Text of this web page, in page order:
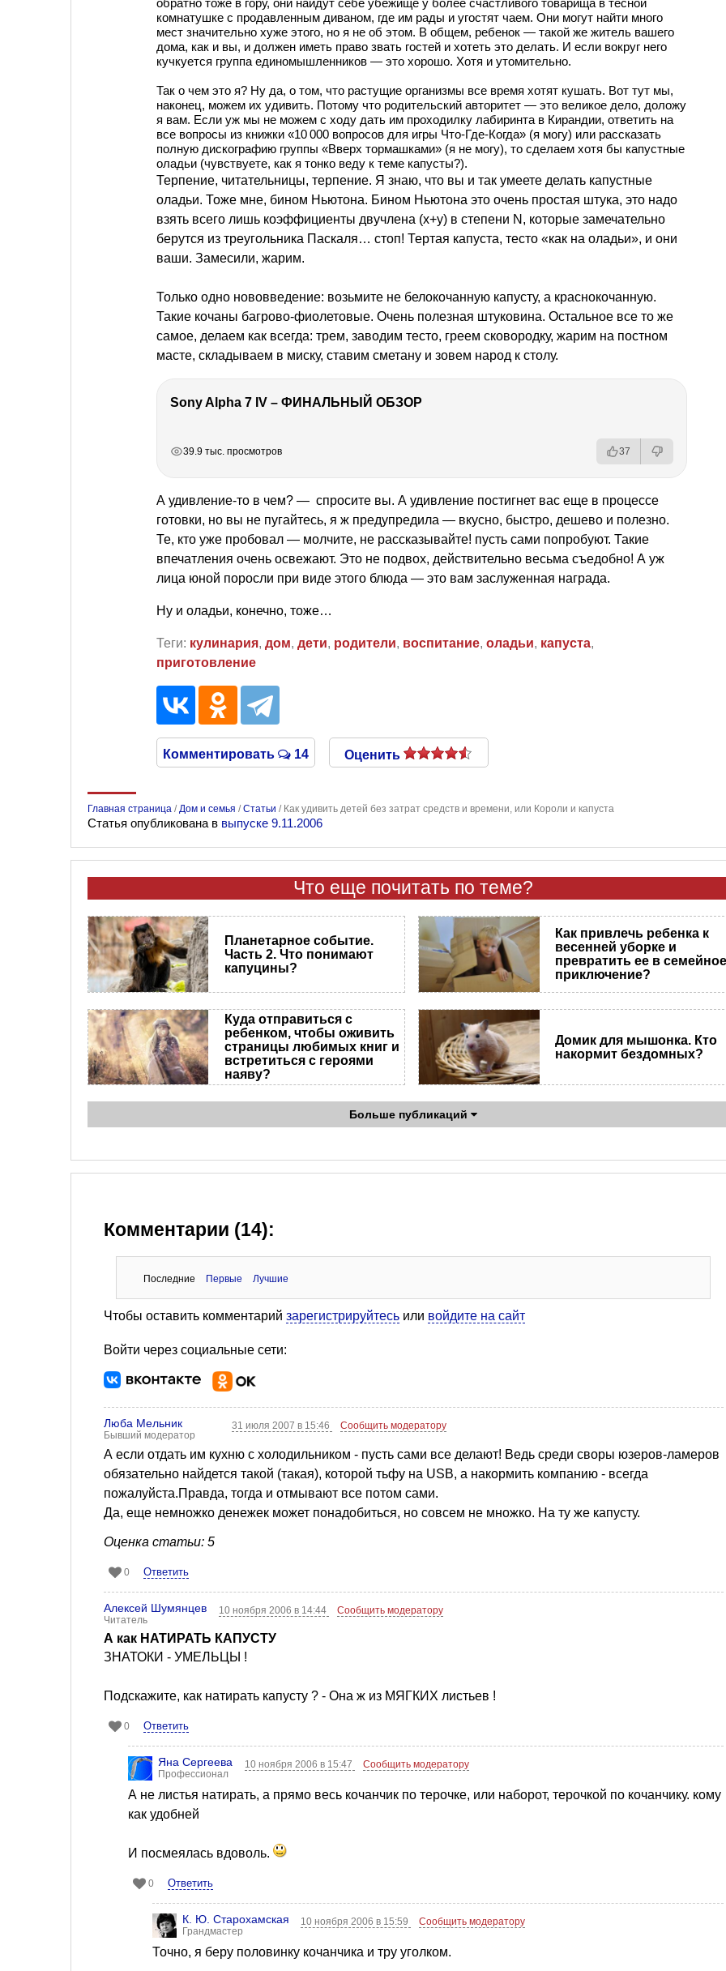
комнатушке с продавленным диваном, где им рады и угостят чаем. Они могут найти много
мест значительно хуже этого, но я не об этом. В общем, ребенок — такой же житель вашего
дома, как и вы, и должен иметь право звать гостей и хотеть это делать. И если вокруг него
кучкуется группа единомышленников — это хорошо. Хотя и утомительно.
Так о чем это я? Ну да, о том, что растущие организмы все время хотят кушать. Вот тут мы,
наконец, можем их удивить. Потому что родительский авторитет — это великое дело, доложу
я вам. Если уж мы не можем с ходу дать им проходилку лабиринта в Кирандии, ответить на
все вопросы из книжки «10 000 вопросов для игры Что-Где-Когда» (я могу) или рассказать
полную дискографию группы «Вверх тормашками» (я не могу), то сделаем хотя бы капустные
оладьи (чувствуете, как я тонко веду к теме капусты?).
Терпение, читательницы, терпение. Я знаю, что вы и так умеете делать капустные
оладьи. Тоже мне, бином Ньютона. Бином Ньютона это очень простая штука, это надо
взять всего лишь коэффициенты двучлена (х+у) в степени N, которые замечательно
берутся из треугольника Паскаля… стоп! Тертая капуста, тесто «как на оладьи», и они
ваши. Замесили, жарим.
Только одно нововведение: возьмите не белокочанную капусту, а краснокочанную.
Такие кочаны багрово-фиолетовые. Очень полезная штуковина. Остальное все то же
самое, делаем как всегда: трем, заводим тесто, греем сковородку, жарим на постном
масте, складываем в миску, ставим сметану и зовем народ к столу.
Sony Alpha 7 IV – ФИНАЛЬНЫЙ ОБЗОР
39.9 тыс. просмотров 37
А удивление-то в чем? — спросите вы. А удивление постигнет вас еще в процессе
готовки, но вы не пугайтесь, я ж предупредила — вкусно, быстро, дешево и полезно.
Те, кто уже пробовал — молчите, не рассказывайте! пусть сами попробуют. Такие
впечатления очень освежают. Это не подвох, действительно весьма съедобно! А уж
лица юной поросли при виде этого блюда — это вам заслуженная награда.
Ну и оладьи, конечно, тоже…
Теги: кулинария, дом, дети, родители, воспитание, оладьи, капуста,
приготовление
Комментировать 14 Оценить
Главная страница / Дом и семья /Статьи / Как удивить детей без затрат средств и времени, или Короли и капуста
Статья опубликована в выпуске 9.11.2006
Что еще почитать по теме?
Планетарное событие.
Часть 2. Что понимают
капуцины?
Как привлечь ребенка к
весенней уборке и
превратить ее в
приключение?
Куда отправиться с
ребенком, чтобы оживить
страницы любимых книг и
встретиться с героями
наяву?
Домик для мышонка. Кто
накормит бездомных?
Больше публикаций
Комментарии (14):
Последние Первые Лучшие
Чтобы оставить комментарий зарегистрируйтесь или войдите на сайт
Войти через социальные сети:
Люба Мельник
Бывший модератор
31 июля 2007 в 15:46 Сообщить модератору
А если отдать им кухню с холодильником - пусть сами все делают! Ведь среди своры юзеров-ламеров
обязательно найдется такой (такая), которой тьфу на USB, а накормить компанию - всегда
пожалуйста.Правда, тогда и отмывают все потом сами.
Да, еще немножко денежек может понадобиться, но совсем не множко. На ту же капусту.
Оценка статьи: 5
0 Ответить
Алексей Шумянцев
Читатель
10 ноября 2006 в 14:44 Сообщить модератору
А как НАТИРАТЬ КАПУСТУ
ЗНАТОКИ - УМЕЛЬЦЫ !
Подскажите, как натирать капусту ? - Она ж из МЯГКИХ листьев !
0 Ответить
Яна Сергеева
Профессионал
10 ноября 2006 в 15:47 Сообщить модератору
А не листья натирать, а прямо весь кочанчик по терочке, или наборот, терочкой по кочанчику. кому
как удобней
И посмеялась вдоволь.
0 Ответить
К. Ю. Старохамская
Грандмастер
10 ноября 2006 в 15:59 Сообщить модератору
Точно, я беру половинку кочанчика и тру уголком.